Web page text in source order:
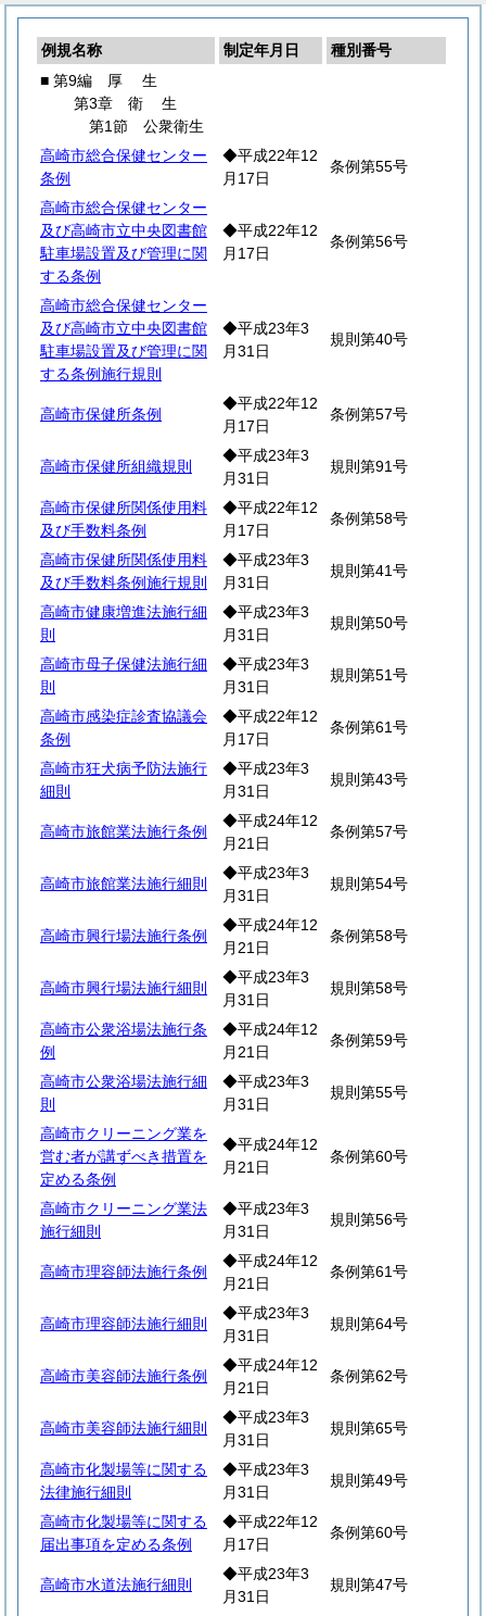
例規名称 制定年月日
種別番号
■ 第9編 厚 生
第3章 衛生
第1節 公衆衛生
高崎市総合保健センター
条例
◆平成22年12
月17日
条例第55号
高崎市総合保健センター
及び高崎市立中央図書館
駐車場設置及び管理に関
する条例
◆平成22年12
月17日
条例第56号
高崎市総合保健センター
及び高崎市立中央図書館
駐車場設置及び管理に関
する条例施行規則
◆平成23年3
月31日
規則第40号
高崎市保健所条例
◆平成22年12
月17日
条例第57号
高崎市保健所組織規則
◆平成23年3
月31日
規則第91号
高崎市保健所関係使用料
及び手数料条例
◆平成22年12
月17日
条例第58号
高崎市保健所関係使用料
及び手数料条例施行規則
◆平成23年3
月31日
規則第41号
高崎市健康増進法施行細
則
◆平成23年3
月31日
規則第50号
高崎市母子保健法施行細
則
◆平成23年3
月31日
規則第51号
高崎市感染症診査協議会
条例
◆平成22年12
月17日
条例第61号
高崎市狂犬病予防法施行
細則
◆平成23年3
月31日
規則第43号
高崎市旅館業法施行条例
◆平成24年12
月21日
条例第57号
高崎市旅館業法施行細則
◆平成23年3
月31日
規則第54号
高崎市興行場法施行条例
◆平成24年12
月21日
条例第58号
高崎市興行場法施行細則
◆平成23年3
月31日
規則第58号
高崎市公衆浴場法施行条
例
◆平成24年12
月21日
条例第59号
高崎市公衆浴場法施行細
則
◆平成23年3
月31日
規則第55号
高崎市クリーニング業を
営む者が講ずべき措置を
定める条例
◆平成24年12
月21日
条例第60号
高崎市クリーニング業法
施行細則
◆平成23年3
月31日
規則第56号
高崎市理容師法施行条例
◆平成24年12
月21日
条例第61号
高崎市理容師法施行細則
◆平成23年3
月31日
規則第64号
高崎市美容師法施行条例
◆平成24年12
月21日
条例第62号
高崎市美容師法施行細則
◆平成23年3
月31日
規則第65号
高崎市化製場等に関する
法律施行細則
◆平成23年3
月31日
規則第49号
高崎市化製場等に関する
届出事項を定める条例
◆平成22年12
月17日
条例第60号
高崎市水道法施行細則
◆平成23年3
月31日
規則第47号